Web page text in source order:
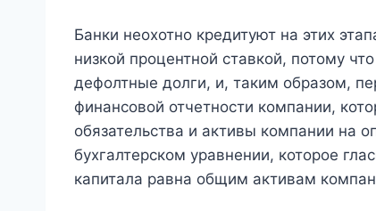
Банки неохотно кредитуют на этих
низкой процентной ставкой, потому
дефолтные долги, и, таким образом,
финансовой отчетности компании,
обязательства и активы компании на
бухгалтерском уравнении, которое
капитала равна общим активам